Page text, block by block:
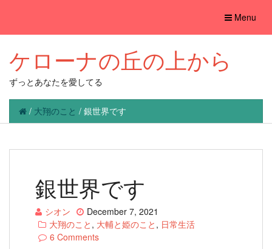
Toggle
Menu
ケローナの丘の上から
ずっとあなたを愛してる
/ 大翔のこと / 銀世界です
銀世界です
シオン
December 7, 2021
大翔のこと , 大輔と姫のこと , 日常生活
6 Comments